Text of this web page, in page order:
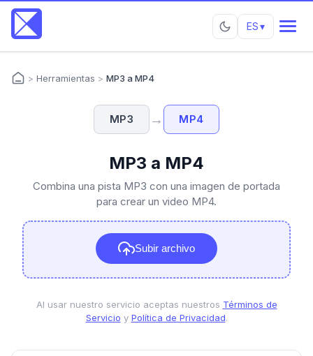
ES▾
> Herramientas > MP3 a MP4
MP3 → MP4
MP3 a MP4
Combina una pista MP3 con una imagen de portada
para crear un video MP4.
Subir archivo
Al usar nuestro servicio aceptas nuestros Términos de
Servicio y Política de Privacidad.